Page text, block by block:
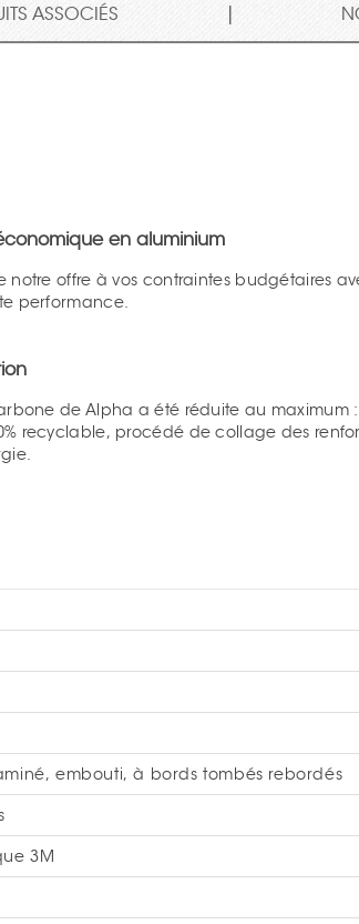
ASSOCIÉS |
en aluminium
performance.
recyclable, procédé de collage des
embouti, à bords tombés rebordés
3M